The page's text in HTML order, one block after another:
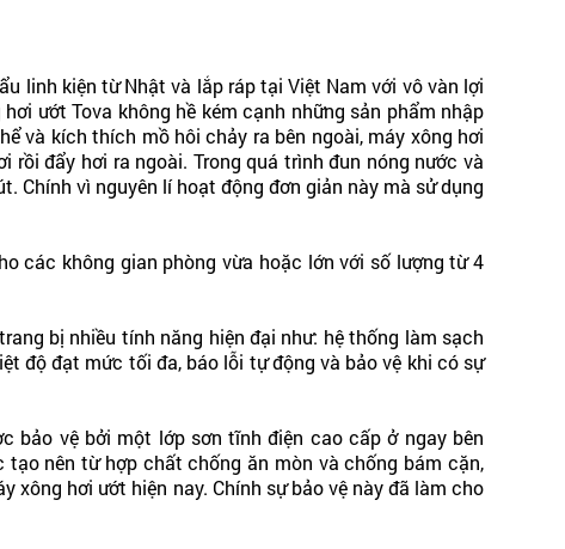
linh kiện từ Nhật và lắp ráp tại Việt Nam với vô vàn lợi
ướt Tova không hề kém cạnh những sản phẩm nhập
và kích thích mồ hôi chảy ra bên ngoài, máy xông hơi
đẩy hơi ra ngoài. Trong quá trình đun nóng nước và
Chính vì nguyên lí hoạt động đơn giản này mà sử dụng
các không gian phòng vừa hoặc lớn với số lượng từ 4
bị nhiều tính năng hiện đại như: hệ thống làm sạch
độ đạt mức tối đa, báo lỗi tự động và bảo vệ khi có sự
bảo vệ bởi một lớp sơn tĩnh điện cao cấp ở ngay bên
nên từ hợp chất chống ăn mòn và chống bám cặn,
hơi ướt hiện nay. Chính sự bảo vệ này đã làm cho